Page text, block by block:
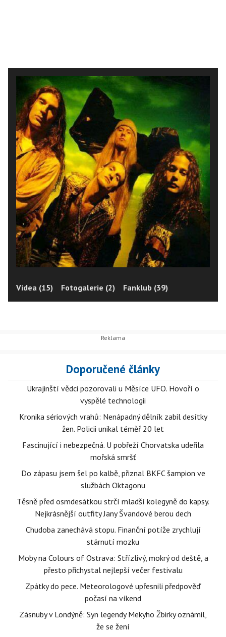
Videa (15) Fotogalerie (2) Fanklub (39)
Doporučené články
Ukrajinští vědci pozorovali u Měsíce UFO. Hovoří o
vyspělé technologii
Kronika sériových vrahů: Nenápadný dělník zabil desítky
žen. Policii unikal téměř 20 let
Fascinující i nebezpečná. U pobřeží Chorvatska udeřila
mořská smršť
Do zápasu jsem šel po kalbě, přiznal BKFC šampion ve
službách Oktagonu
Těsně před osmdesátkou strčí mladší kolegyně do kapsy.
Nejkrásnější outfity Jany Švandové berou dech
Chudoba zanechává stopu. Finanční potíže zrychlují
stárnutí mozku
Moby na Colours of Ostrava: Střízlivý, mokrý od deště, a
přesto přichystal nejlepší večer festivalu
Zpátky do pece. Meteorologové upřesnili předpověď
počasí na víkend
Zásnuby v Londýně: Syn legendy Mekyho Žbirky oznámil,
že se žení